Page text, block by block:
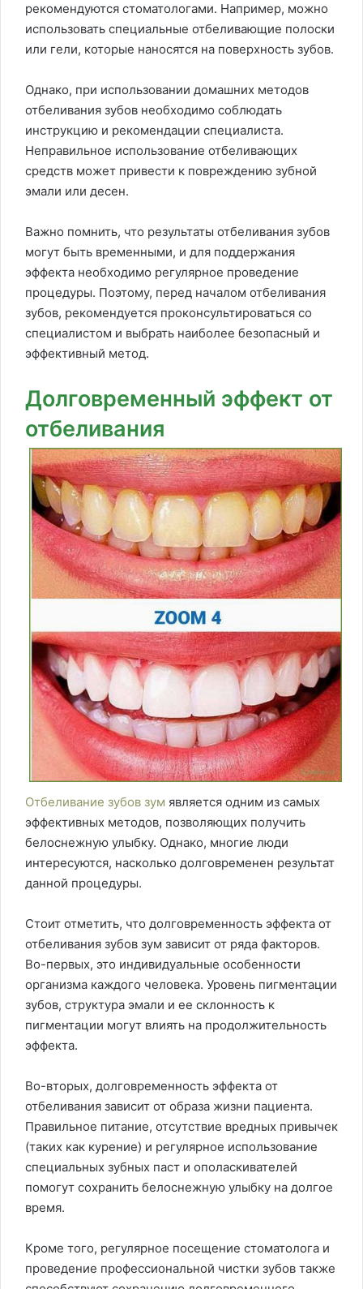
рекомендуются стоматологами. Например, можно
использовать специальные отбеливающие полоски
или гели, которые наносятся на поверхность зубов.
Однако, при использовании домашних методов
отбеливания зубов необходимо соблюдать
инструкцию и рекомендации специалиста.
Неправильное использование отбеливающих
средств может привести к повреждению зубной
эмали или десен.
Важно помнить, что результаты отбеливания зубов
могут быть временными, и для поддержания
эффекта необходимо регулярное проведение
процедуры. Поэтому, перед началом отбеливания
зубов, рекомендуется проконсультироваться со
специалистом и выбрать наиболее безопасный и
эффективный метод.
Долговременный эффект от
отбеливания
Отбеливание зубов зум является одним из самых
эффективных методов, позволяющих получить
белоснежную улыбку. Однако, многие люди
интересуются, насколько долговременен результат
данной процедуры.
Стоит отметить, что долговременность эффекта от
отбеливания зубов зум зависит от ряда факторов.
Во-первых, это индивидуальные особенности
организма каждого человека. Уровень пигментации
зубов, структура эмали и ее склонность к
пигментации могут влиять на продолжительность
эффекта.
Во-вторых, долговременность эффекта от
отбеливания зависит от образа жизни пациента.
Правильное питание, отсутствие вредных привычек
(таких как курение) и регулярное использование
специальных зубных паст и ополаскивателей
помогут сохранить белоснежную улыбку на долгое
время.
Кроме того, регулярное посещение стоматолога и
проведение профессиональной чистки зубов также